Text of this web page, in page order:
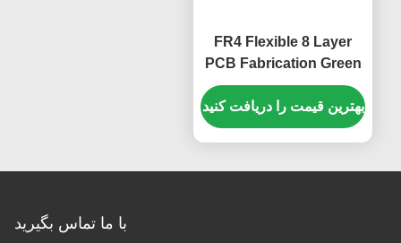
FR4 Flexible 8 Layer
PCB Fabrication Green
Cover Film 1.65mm
بهترین قیمت را دریافت کنید
با ما تماس بگیرید